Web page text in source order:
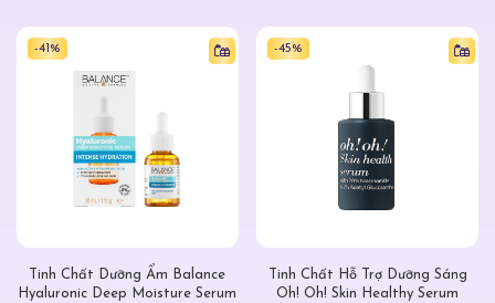
-41%
Tinh Chất Dưỡng Ẩm Balance
Hyaluronic Deep Moisture Serum
-45%
Tinh Chất Hỗ Trợ Dưỡng Sáng
Oh! Oh! Skin Healthy Serum